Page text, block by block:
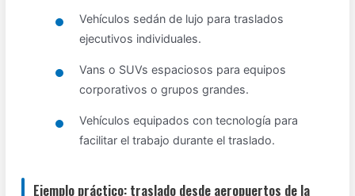
Vehículos sedán de lujo para traslados
ejecutivos individuales.
Vans o SUVs espaciosos para equipos
corporativos o grupos grandes.
Vehículos equipados con tecnología para
facilitar el trabajo durante el traslado.
Ejemplo práctico: traslado desde aeropuertos de la